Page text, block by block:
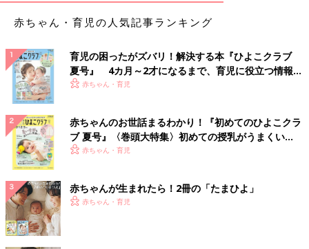
赤ちゃん・育児の人気記事ランキング
育児の困ったがズバリ！解決する本『ひよこクラブ
夏号』 4カ月～2才になるまで、育児に役立つ情報が
いっぱい！
赤ちゃん・育児
赤ちゃんのお世話まるわかり！『初めてのひよこクラ
ブ 夏号』〈巻頭大特集〉初めての授乳がうまくい
く！ おっぱい・ミルクの基本と夏のトラブル 解決テ
赤ちゃん・育児
赤ちゃんが生まれたら！2冊の「たまひよ」
赤ちゃん・育児